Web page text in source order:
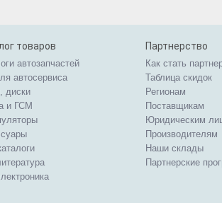
товаров
автозапчастей
автосервиса
диски
и ГСМ
Партнерство
Как стать
Таблица скидок
Регионам
Поставщикам
Юридическим
Производителям
Наши склады
Партнерские